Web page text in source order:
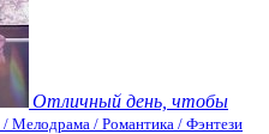
Отличный день, чтобы
Мелодрама / Романтика / Фэнтези